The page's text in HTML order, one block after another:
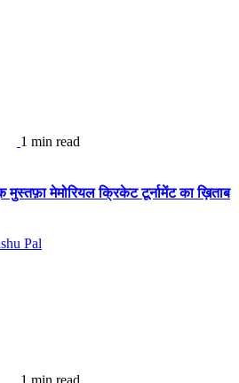
1 min read
मुस्तफ़ा मेमोरियल क्रिकेट टूर्नामेंट का ख़िताब
Pal
1 min read